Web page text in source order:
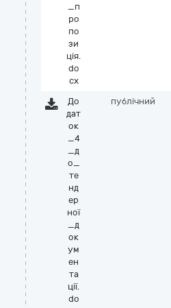
_п
ро
по
зи
ція.
do
cx
До
дат
ок
_4
_д
о_
те
нд
ер
ної
_д
ок
ум
ен
та
ції.
do
публічний